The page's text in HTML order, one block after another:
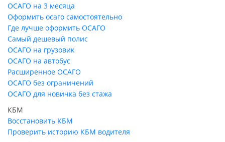
ОСАГО на 3 месяца
Оформить осаго самостоятельно
Где лучше оформить ОСАГО
Самый дешевый полис
ОСАГО на грузовик
ОСАГО на автобус
Расширенное ОСАГО
ОСАГО без ограничений
ОСАГО для новичка без стажа
КБМ
Восстановить КБМ
Проверить историю КБМ водителя